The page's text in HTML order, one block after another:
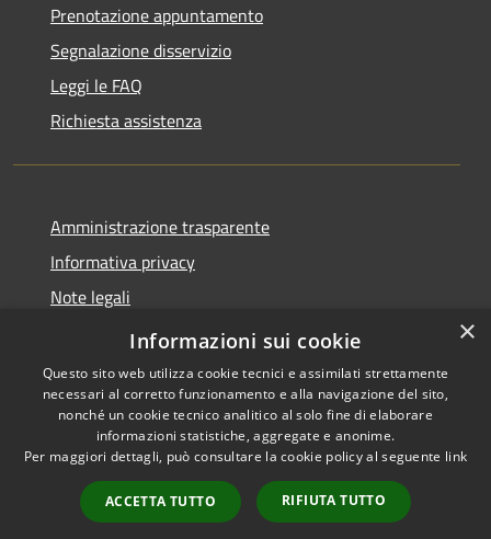
Prenotazione appuntamento
Segnalazione disservizio
Leggi le FAQ
Richiesta assistenza
Amministrazione trasparente
Informativa privacy
Note legali
Dichiarazione di accessibilità
Accessibilità
Copyright © 2026 • Comune di
Larciano • Powered by
Municipium•
Accesso
redazione
×
Informazioni sui cookie
Questo sito web utilizza cookie tecnici e assimilati strettamente
necessari al corretto funzionamento e alla navigazione del sito,
nonché un cookie tecnico analitico al solo fine di elaborare
informazioni statistiche, aggregate e anonime.
Per maggiori dettagli, può consultare la cookie policy al seguente link
ACCETTA TUTTO RIFIUTA TUTTO